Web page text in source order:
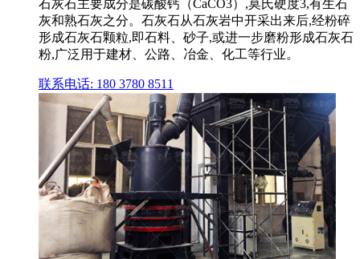
石灰石主要成分是碳酸钙（CaCO3）,莫氏硬度3,有生石
灰和熟石灰之分。石灰石从石灰岩中开采出来后,经粉碎
形成石灰石颗粒,即石料、砂子,或进一步磨粉形成石灰石
粉,广泛用于建材、公路、冶金、化工等行业。
联系电话: 180 3780 8511